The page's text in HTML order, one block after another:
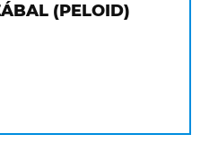
(PELOID)